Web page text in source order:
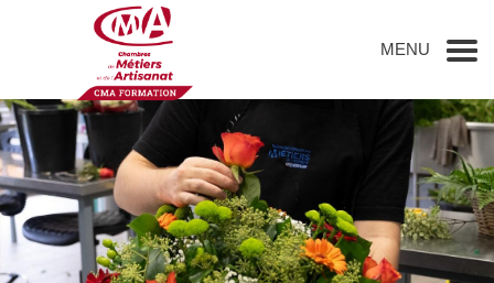
Go to main content
MENU